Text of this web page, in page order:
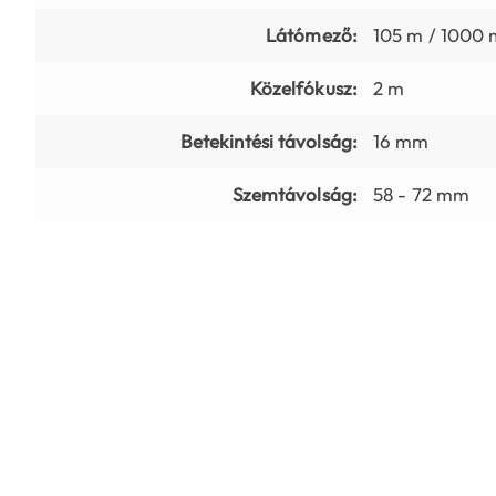
Látómező: 105 m / 1000
Közelfókusz: 2 m
Betekintési távolság: 16 mm
Szemtávolság: 58 - 72 mm